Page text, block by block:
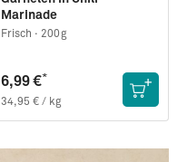
Marinade
Frisch · 200g
6,99 €*
34,95 € / kg